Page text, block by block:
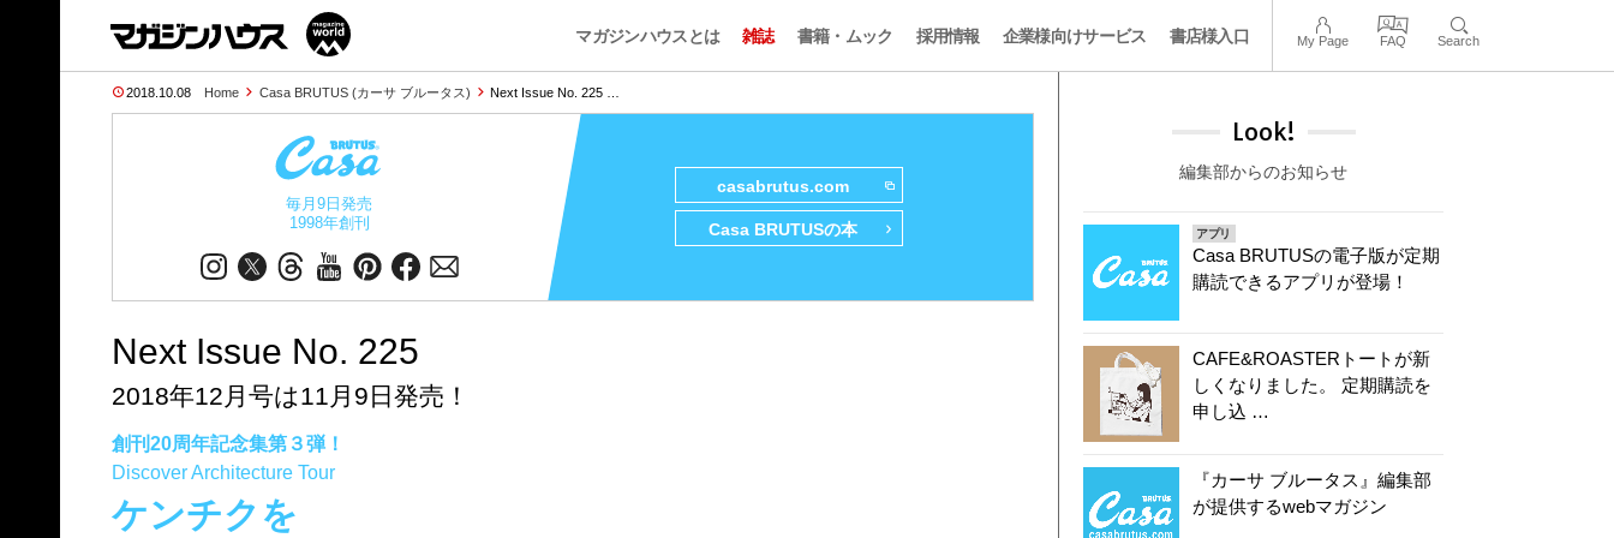
マガジンハウスとは 雑誌 書籍・ムック 採用情報 企業様向けサービス 書店様入口 My Page FAQ Search
2018.10.08 Home Casa BRUTUS (カーサ ブルータス) Next Issue No. 225 …
毎月9日発売
1998年創刊
casabrutus.com
Casa BRUTUSの本
Next Issue No. 225
2018年12月号は11月9日発売！
創刊20周年記念集第３弾！
Discover Architecture Tour
ケンチクを
Look!
編集部からのお知らせ
アプリ
Casa BRUTUSの電子版が定期
購読できるアプリが登場！
CAFE&ROASTERトートが新
しくなりました。 定期購読を
申し込 …
『カーサ ブルータス』編集部
が提供するwebマガジン